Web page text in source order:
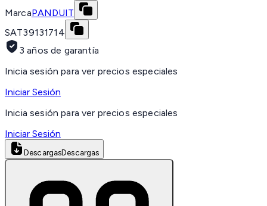
MarcaPANDUIT
SAT39131714
3 años de garantía
Inicia sesión para ver precios especiales
Iniciar Sesión
Inicia sesión para ver precios especiales
Iniciar Sesión
DescargasDescargas